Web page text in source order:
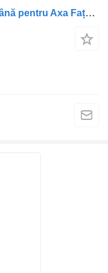
Mozzo Butuc Roată cu Disc de Frână pentru Axa Față Stânga per camion IVECO